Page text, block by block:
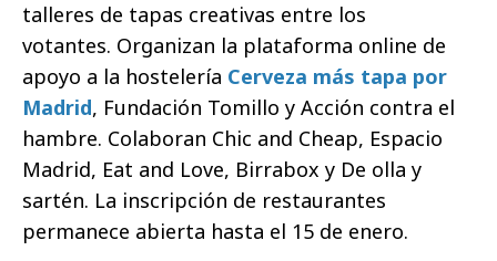
talleres de tapas creativas entre los
votantes. Organizan la plataforma online de
apoyo a la hostelería Cerveza más tapa por
Madrid, Fundación Tomillo y Acción contra el
hambre. Colaboran Chic and Cheap, Espacio
Madrid, Eat and Love, Birrabox y De olla y
sartén. La inscripción de restaurantes
permanece abierta hasta el 15 de enero.